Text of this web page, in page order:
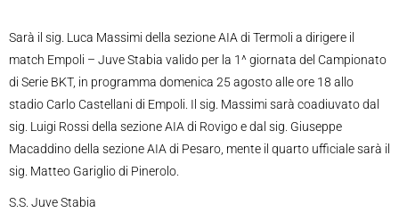
Sarà il sig. Luca Massimi della sezione AIA di Termoli a dirigere il
match Empoli – Juve Stabia valido per la 1^ giornata del Campionato
di Serie BKT, in programma domenica 25 agosto alle ore 18 allo
stadio Carlo Castellani di Empoli. Il sig. Massimi sarà coadiuvato dal
sig. Luigi Rossi della sezione AIA di Rovigo e dal sig. Giuseppe
Macaddino della sezione AIA di Pesaro, mente il quarto ufficiale sarà il
sig. Matteo Gariglio di Pinerolo.
S.S. Juve Stabia